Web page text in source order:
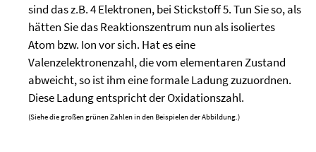
sind das z.B. 4 Elektronen, bei Stickstoff 5. Tun Sie so, als
hätten Sie das Reaktionszentrum nun als isoliertes
Atom bzw. Ion vor sich. Hat es eine
Valenzelektronenzahl, die vom elementaren Zustand
abweicht, so ist ihm eine formale Ladung zuzuordnen.
Diese Ladung entspricht der Oxidationszahl.
(Siehe die großen grünen Zahlen in den Beispielen der Abbildung.)